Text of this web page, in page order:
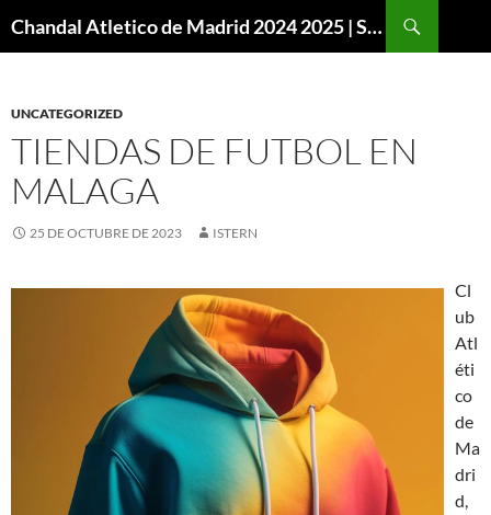
Chandal Atletico de Madrid 2024 2025 | SuperVigo
UNCATEGORIZED
TIENDAS DE FUTBOL EN
MALAGA
25 DE OCTUBRE DE 2023 ISTERN
Cl
ub
Atl
éti
co
de
Ma
dri
d,